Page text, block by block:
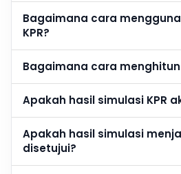
Bagaimana cara
KPR?
Bagaimana cara
Apakah hasil simulasi KPR
Apakah hasil simulasi
disetujui?